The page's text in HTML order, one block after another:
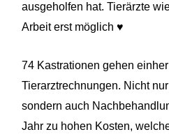
ausgeholfen hat. Tierärzte
Arbeit erst möglich ♥
74 Kastrationen gehen
Tierarztrechnungen. Nicht
sondern auch
Jahr zu hohen Kosten,